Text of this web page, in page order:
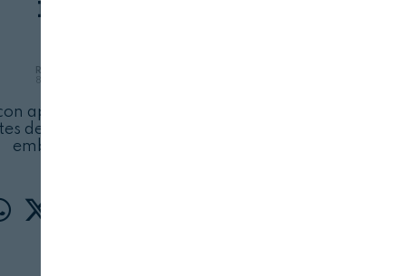
REVISTA ALIMENTARIA
8 DE NOVIEMBRE, 2022
apoyo de POLO positivo, avanza para ser
de referencia de morcilla de Burgos y de
embutidos naturales